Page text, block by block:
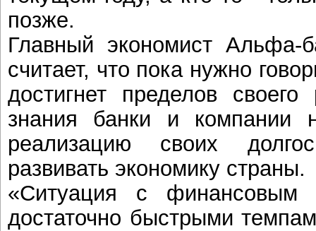
позже.
Главный экономист Альфа-
считает, что пока нужно
достигнет пределов
знания банки и компании
реализацию своих
развивать экономику страны.
«Ситуация с финансовым
достаточно быстрыми